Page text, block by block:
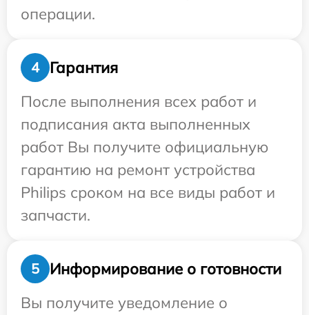
операции.
4
Гарантия
После выполнения всех работ и
подписания акта выполненных
работ Вы получите официальную
гарантию на ремонт устройства
Philips сроком на все виды работ и
запчасти.
5
Информирование о готовности
Вы получите уведомление о